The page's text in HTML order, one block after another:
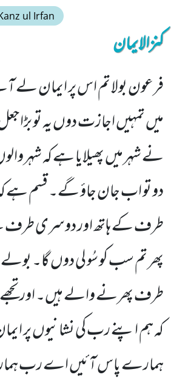
ul Irfan
کنزالایمان
فرعون بولا تم اس پر ایمان
میں تمہیں اجازت دوں یہ تو
نے شہر میں پھیلایا ہے کہ شہر
دو تو اب جان جاؤ گے۔ قسم ہے
طرف کے ہاتھ اور دوسری طرف
پھر تم سب کو سُو لی دوں گا۔
طرف پھرنے والے ہیں۔ اور تجھے
کہ ہم اپنے رب کی نشانیوں پر
ہمارے پاس آئیں اے رب